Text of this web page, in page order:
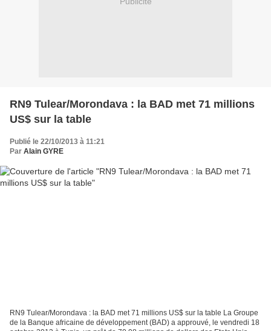
RN9 Tulear/Morondava : la BAD met 71 millions
US$ sur la table
Publié le 22/10/2013 à 11:21
Par Alain GYRE
RN9 Tulear/Morondava : la BAD met 71 millions US$ sur la table La Groupe
de la Banque africaine de développement (BAD) a approuvé, le vendredi 18